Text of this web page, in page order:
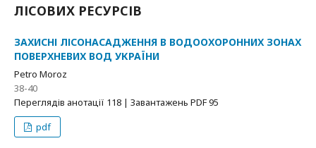
ЛІСОВИХ РЕСУРСІВ
ЗАХИСНІ ЛІСОНАСАДЖЕННЯ В ВОДООХОРОННИХ ЗОНАХ
ПОВЕРХНЕВИХ ВОД УКРАЇНИ
Petro Moroz
38-40
Переглядів анотації 118 | Завантажень PDF 95
pdf